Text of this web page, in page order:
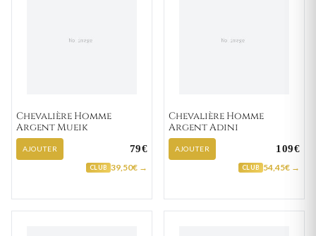
Chevalière Homme
Argent Mueik
AJOUTER 79€
CLUB 39,50€ →
Chevalière Homme
Argent Adini
AJOUTER 109€
CLUB 54,45€ →